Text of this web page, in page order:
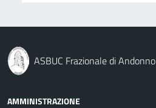
ASBUC Frazionale di Andonno
AMMINISTRAZIONE